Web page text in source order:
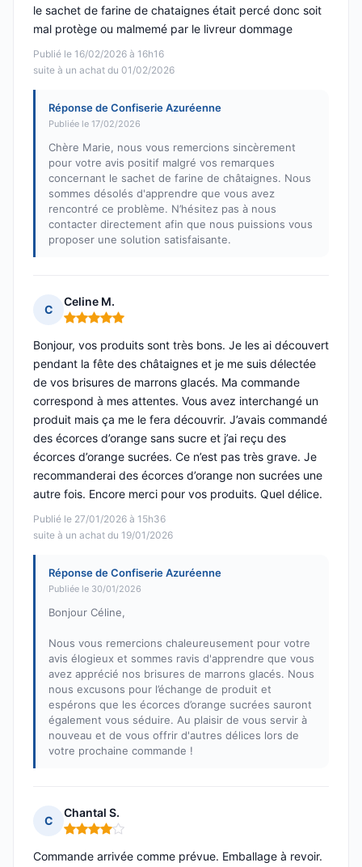
Publié le 16/02/2026 à 16h16
suite à un achat du 01/02/2026
le sachet de farine de chataignes était percé donc soit
mal protège ou malmemé par le livreur dommage
Réponse de Confiserie Azuréenne
Publiée le 17/02/2026
Chère Marie, nous vous remercions sincèrement
pour votre avis positif malgré vos remarques
concernant le sachet de farine de châtaignes. Nous
sommes désolés d'apprendre que vous avez
rencontré ce problème. N’hésitez pas à nous
contacter directement afin que nous puissions vous
proposer une solution satisfaisante.
C
Celine M.
Note : 5 sur 5
Publié le 27/01/2026 à 15h36
suite à un achat du 19/01/2026
Bonjour, vos produits sont très bons. Je les ai découvert
pendant la fête des châtaignes et je me suis délectée
de vos brisures de marrons glacés. Ma commande
correspond à mes attentes. Vous avez interchangé un
produit mais ça me le fera découvrir. J’avais commandé
des écorces d’orange sans sucre et j’ai reçu des
écorces d’orange sucrées. Ce n’est pas très grave. Je
recommanderai des écorces d’orange non sucrées une
autre fois. Encore merci pour vos produits. Quel délice.
Réponse de Confiserie Azuréenne
Publiée le 30/01/2026
Bonjour Céline,
Nous vous remercions chaleureusement pour votre
avis élogieux et sommes ravis d'apprendre que vous
avez apprécié nos brisures de marrons glacés. Nous
nous excusons pour l’échange de produit et
espérons que les écorces d’orange sucrées sauront
également vous séduire. Au plaisir de vous servir à
nouveau et de vous offrir d'autres délices lors de
votre prochaine commande !
C
Chantal S.
Note : 4 sur 5
Commande arrivée comme prévue. Emballage à revoir.